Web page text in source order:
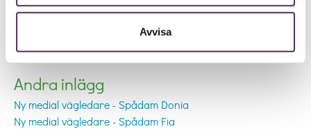
Avvisa
Andra inlägg
Ny medial vägledare - Spådam Donia
Ny medial vägledare - Spådam Fia